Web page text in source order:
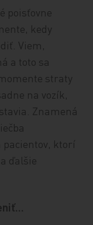
poisťovne
kedy
Viem,
a toto sa
straty
na vozík,
Znamená
pacientov, ktorí
ďalšie